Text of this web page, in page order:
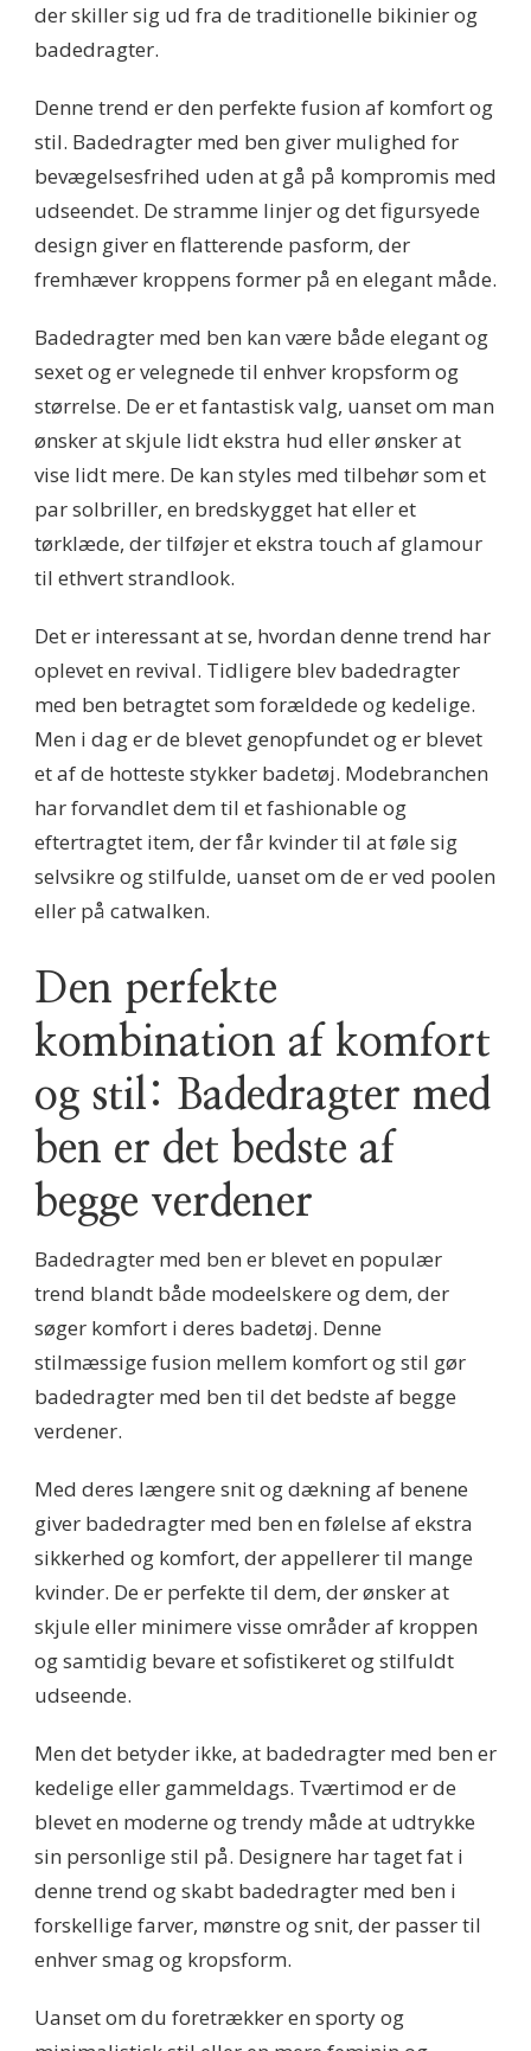
der skiller sig ud fra de traditionelle bikinier og
badedragter.
Denne trend er den perfekte fusion af komfort og
stil. Badedragter med ben giver mulighed for
bevægelsesfrihed uden at gå på kompromis med
udseendet. De stramme linjer og det figursyede
design giver en flatterende pasform, der
fremhæver kroppens former på en elegant måde.
Badedragter med ben kan være både elegant og
sexet og er velegnede til enhver kropsform og
størrelse. De er et fantastisk valg, uanset om man
ønsker at skjule lidt ekstra hud eller ønsker at
vise lidt mere. De kan styles med tilbehør som et
par solbriller, en bredskygget hat eller et
tørklæde, der tilføjer et ekstra touch af glamour
til ethvert strandlook.
Det er interessant at se, hvordan denne trend har
oplevet en revival. Tidligere blev badedragter
med ben betragtet som forældede og kedelige.
Men i dag er de blevet genopfundet og er blevet
et af de hotteste stykker badetøj. Modebranchen
har forvandlet dem til et fashionable og
eftertragtet item, der får kvinder til at føle sig
selvsikre og stilfulde, uanset om de er ved poolen
eller på catwalken.
Den perfekte
kombination af komfort
og stil: Badedragter med
ben er det bedste af
begge verdener
Badedragter med ben er blevet en populær
trend blandt både modeelskere og dem, der
søger komfort i deres badetøj. Denne
stilmæssige fusion mellem komfort og stil gør
badedragter med ben til det bedste af begge
verdener.
Med deres længere snit og dækning af benene
giver badedragter med ben en følelse af ekstra
sikkerhed og komfort, der appellerer til mange
kvinder. De er perfekte til dem, der ønsker at
skjule eller minimere visse områder af kroppen
og samtidig bevare et sofistikeret og stilfuldt
udseende.
Men det betyder ikke, at badedragter med ben er
kedelige eller gammeldags. Tværtimod er de
blevet en moderne og trendy måde at udtrykke
sin personlige stil på. Designere har taget fat i
denne trend og skabt badedragter med ben i
forskellige farver, mønstre og snit, der passer til
enhver smag og kropsform.
Uanset om du foretrækker en sporty og